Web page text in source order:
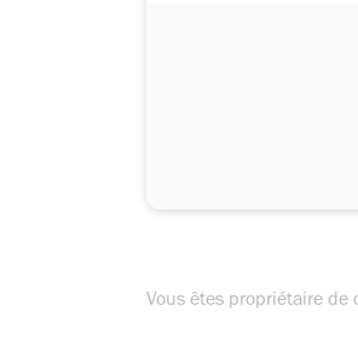
Vous êtes propriétaire de